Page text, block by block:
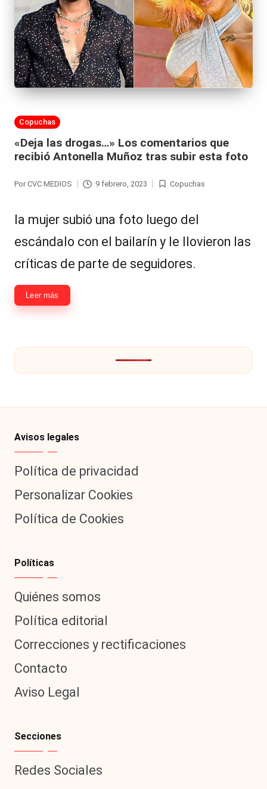
al
it
y
s,
T
V
y
R
d
e
s
|
a
C
Publicada
Copuchas
«Deja las drogas…» Los comentarios que
recibió Antonella Muñoz tras subir esta foto
Por CVC MEDIOS 9 febrero, 2023
Publicada
Copuchas
la mujer subió una foto luego del
escándalo con el bailarín y le llovieron las
críticas de parte de seguidores.
Leer más
Avisos legales
Política de privacidad
Personalizar Cookies
Política de Cookies
Políticas
Quiénes somos
Política editorial
Correcciones y rectificaciones
Contacto
Aviso Legal
Secciones
Redes Sociales